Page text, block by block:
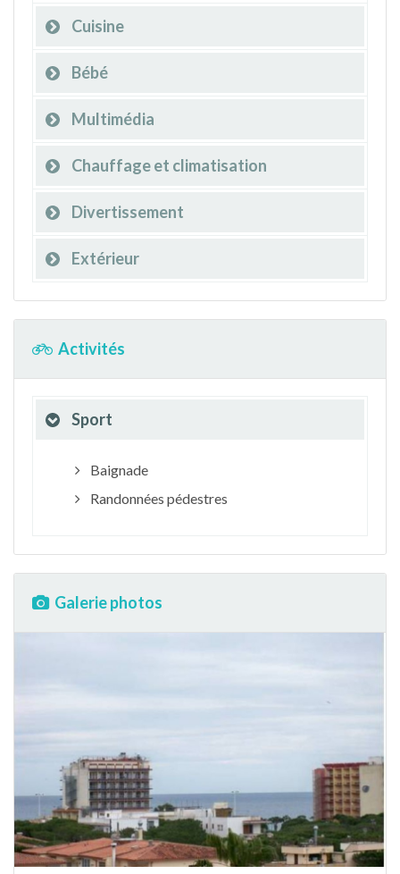
Cuisine
Bébé
Multimédia
Chauffage et climatisation
Divertissement
Extérieur
Activités
Sport
Baignade
Randonnées pédestres
Galerie photos